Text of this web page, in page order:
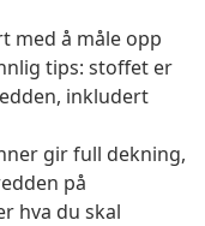
med å måle opp
tips: stoffet er
inkludert
gir full dekning,
på
hva du skal